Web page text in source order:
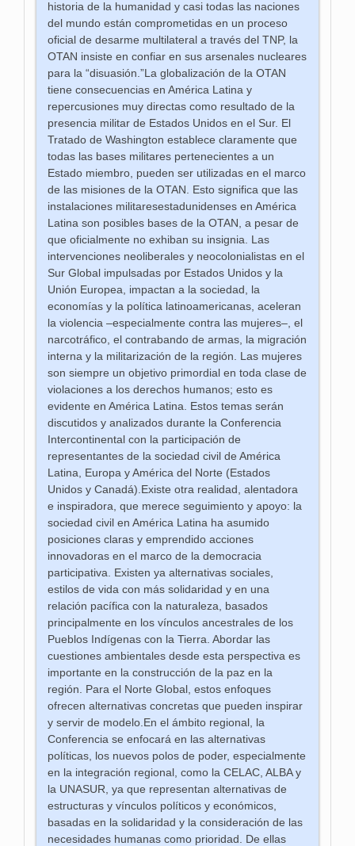
historia de la humanidad y casi todas las naciones
del mundo están comprometidas en un proceso
oficial de desarme multilateral a través del TNP, la
OTAN insiste en confiar en sus arsenales nucleares
para la “disuasión.”La globalización de la OTAN
tiene consecuencias en América Latina y
repercusiones muy directas como resultado de la
presencia militar de Estados Unidos en el Sur. El
Tratado de Washington establece claramente que
todas las bases militares pertenecientes a un
Estado miembro, pueden ser utilizadas en el marco
de las misiones de la OTAN. Esto significa que las
instalaciones militaresestadunidenses en América
Latina son posibles bases de la OTAN, a pesar de
que oficialmente no exhiban su insignia. Las
intervenciones neoliberales y neocolonialistas en el
Sur Global impulsadas por Estados Unidos y la
Unión Europea, impactan a la sociedad, la
economías y la política latinoamericanas, aceleran
la violencia –especialmente contra las mujeres–, el
narcotráfico, el contrabando de armas, la migración
interna y la militarización de la región. Las mujeres
son siempre un objetivo primordial en toda clase de
violaciones a los derechos humanos; esto es
evidente en América Latina. Estos temas serán
discutidos y analizados durante la Conferencia
Intercontinental con la participación de
representantes de la sociedad civil de América
Latina, Europa y América del Norte (Estados
Unidos y Canadá).Existe otra realidad, alentadora
e inspiradora, que merece seguimiento y apoyo: la
sociedad civil en América Latina ha asumido
posiciones claras y emprendido acciones
innovadoras en el marco de la democracia
participativa. Existen ya alternativas sociales,
estilos de vida con más solidaridad y en una
relación pacífica con la naturaleza, basados
principalmente en los vínculos ancestrales de los
Pueblos Indígenas con la Tierra. Abordar las
cuestiones ambientales desde esta perspectiva es
importante en la construcción de la paz en la
región. Para el Norte Global, estos enfoques
ofrecen alternativas concretas que pueden inspirar
y servir de modelo.En el ámbito regional, la
Conferencia se enfocará en las alternativas
políticas, los nuevos polos de poder, especialmente
en la integración regional, como la CELAC, ALBA y
la UNASUR, ya que representan alternativas de
estructuras y vínculos políticos y económicos,
basadas en la solidaridad y la consideración de las
necesidades humanas como prioridad. De ellas